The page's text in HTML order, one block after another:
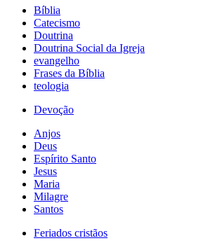
Bíblia
Catecismo
Doutrina
Doutrina Social da Igreja
evangelho
Frases da Bíblia
teologia
Devoção
Anjos
Deus
Espírito Santo
Jesus
Maria
Milagre
Santos
Feriados cristãos